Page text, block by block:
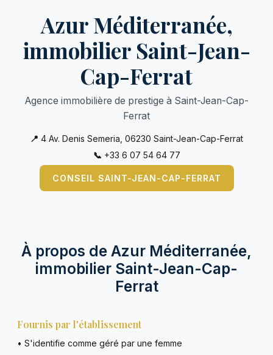
Azur Méditerranée,
immobilier Saint-Jean-
Cap-Ferrat
Agence immobilière de prestige à Saint-Jean-Cap-
Ferrat
📍 4 Av. Denis Semeria, 06230 Saint-Jean-Cap-Ferrat
📞 +33 6 07 54 64 77
CONSEIL SAINT-JEAN-CAP-FERRAT
À propos de Azur Méditerranée,
immobilier Saint-Jean-Cap-
Ferrat
Fournis par l'établissement
• S'identifie comme géré par une femme